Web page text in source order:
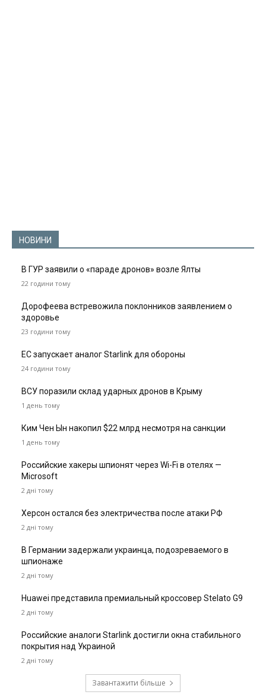
НОВИНИ
В ГУР заявили о «параде дронов» возле Ялты
22 години тому
Дорофеева встревожила поклонников заявлением о
здоровье
23 години тому
ЕС запускает аналог Starlink для обороны
24 години тому
ВСУ поразили склад ударных дронов в Крыму
1 день тому
Ким Чен Ын накопил $22 млрд несмотря на санкции
1 день тому
Российские хакеры шпионят через Wi-Fi в отелях —
Microsoft
2 дні тому
Херсон остался без электричества после атаки РФ
2 дні тому
В Германии задержали украинца, подозреваемого в
шпионаже
2 дні тому
Huawei представила премиальный кроссовер Stelato G9
2 дні тому
Российские аналоги Starlink достигли окна стабильного
покрытия над Украиной
2 дні тому
Завантажити більше